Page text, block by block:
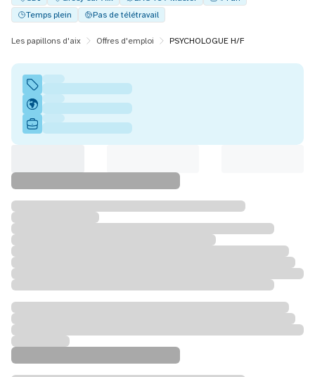
Temps plein
Pas de télétravail
Les papillons d'aix Offres d'emploi PSYCHOLOGUE H/F